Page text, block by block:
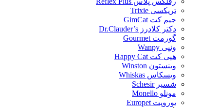
تریکسی Trixie
جیم کت GimCat
دکتر کلادرز Dr.Clauder’s
گورمت Gourmet
ونپی Wanpy
هپی کت Happy Cat
وینستون Winston
ویسکاس Whiskas
شسیر Schesir
مونلو Monello
یوروپت Europet